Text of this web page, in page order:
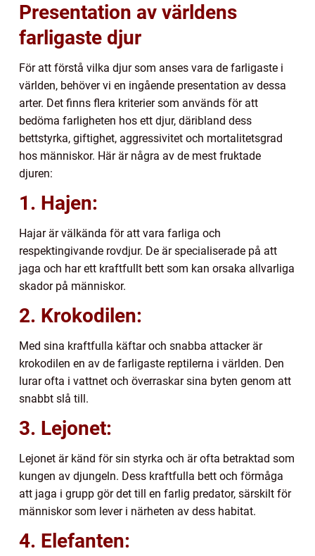
Presentation av världens
farligaste djur
För att förstå vilka djur som anses vara de farligaste i
världen, behöver vi en ingående presentation av dessa
arter. Det finns flera kriterier som används för att
bedöma farligheten hos ett djur, däribland dess
bettstyrka, giftighet, aggressivitet och mortalitetsgrad
hos människor. Här är några av de mest fruktade
djuren:
1. Hajen:
Hajar är välkända för att vara farliga och
respektingivande rovdjur. De är specialiserade på att
jaga och har ett kraftfullt bett som kan orsaka allvarliga
skador på människor.
2. Krokodilen:
Med sina kraftfulla käftar och snabba attacker är
krokodilen en av de farligaste reptilerna i världen. Den
lurar ofta i vattnet och överraskar sina byten genom att
snabbt slå till.
3. Lejonet:
Lejonet är känd för sin styrka och är ofta betraktad som
kungen av djungeln. Dess kraftfulla bett och förmåga
att jaga i grupp gör det till en farlig predator, särskilt för
människor som lever i närheten av dess habitat.
4. Elefanten: